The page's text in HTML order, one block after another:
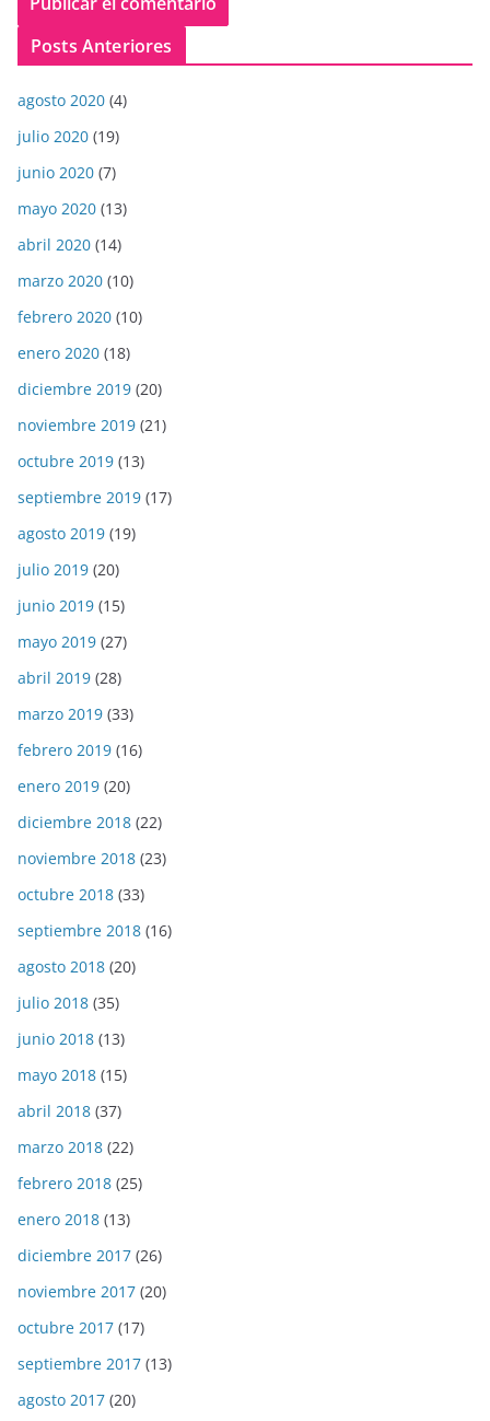
Posts Anteriores
agosto 2020 (4)
julio 2020 (19)
junio 2020 (7)
mayo 2020 (13)
abril 2020 (14)
marzo 2020 (10)
febrero 2020 (10)
enero 2020 (18)
diciembre 2019 (20)
noviembre 2019 (21)
octubre 2019 (13)
septiembre 2019 (17)
agosto 2019 (19)
julio 2019 (20)
junio 2019 (15)
mayo 2019 (27)
abril 2019 (28)
marzo 2019 (33)
febrero 2019 (16)
enero 2019 (20)
diciembre 2018 (22)
noviembre 2018 (23)
octubre 2018 (33)
septiembre 2018 (16)
agosto 2018 (20)
julio 2018 (35)
junio 2018 (13)
mayo 2018 (15)
abril 2018 (37)
marzo 2018 (22)
febrero 2018 (25)
enero 2018 (13)
diciembre 2017 (26)
noviembre 2017 (20)
octubre 2017 (17)
septiembre 2017 (13)
agosto 2017 (20)